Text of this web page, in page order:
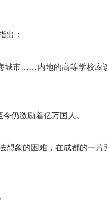
出：
城市……内地的高等学校应
仍激励着亿万国人。
想象的困难，在成都的一